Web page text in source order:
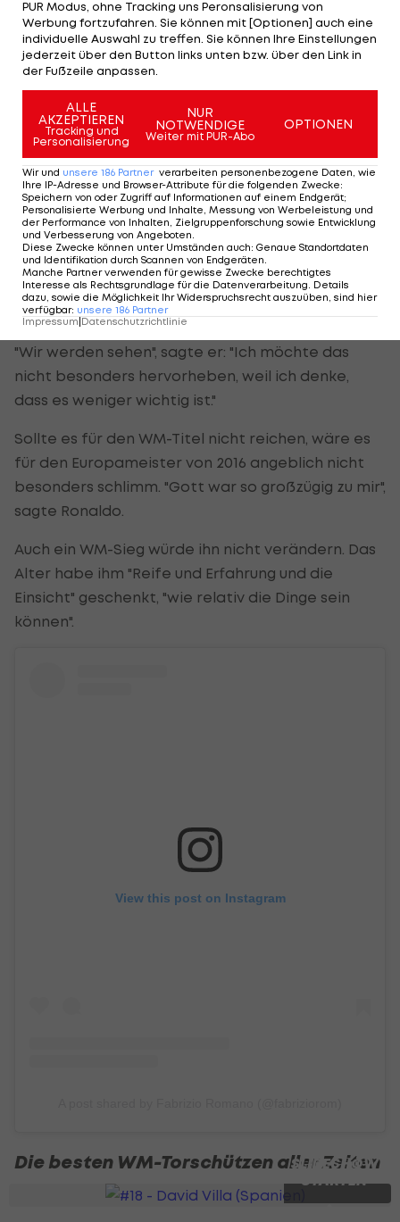
habe drei Tore geschossen. Nun ja, es gibt andere,
die mehr Tore geschossen haben, weil sie
unglaublich gut spielen. Aber ich schlage mich
doch gar nicht so schlecht, oder?"
Rücktritt nach WM?
Zu einem möglichen Rücktritt aus der
Auswahlmannschaft seines Heimatlandes bei
einer Niederlage äußerte sich der 232-fache
Nationalspieler nicht konkret, auch nicht zum
möglichen endgültigen Abschied von der WM-
Bühne.
"Wir werden sehen", sagte er: "Ich möchte das
nicht besonders hervorheben, weil ich denke,
dass es weniger wichtig ist."
Sollte es für den WM-Titel nicht reichen, wäre es
für den Europameister von 2016 angeblich nicht
besonders schlimm. "Gott war so großzügig zu mir",
sagte Ronaldo.
Auch ein WM-Sieg würde ihn nicht verändern. Das
Alter habe ihm "Reife und Erfahrung und die
Einsicht" geschenkt, "wie relativ die Dinge sein
können".
View this post on Instagram
Die besten WM-Torschützen aller Zeiten
SLIDESHOW
STARTEN
PUR Modus, ohne Tracking uns Peronsalisierung von
Werbung fortzufahren. Sie können mit [Optionen] auch eine
individuelle Auswahl zu treffen. Sie können Ihre Einstellungen
jederzeit über den Button links unten bzw. über den Link in
der Fußzeile anpassen.
ALLE
AKZEPTIEREN
Tracking und
Personalisierung
NUR
NOTWENDIGE
Weiter mit PUR-Abo
OPTIONEN
Wir und unsere 186 Partner verarbeiten personenbezogene Daten, wie
Ihre IP-Adresse und Browser-Attribute für die folgenden Zwecke:
Speichern von oder Zugriff auf Informationen auf einem Endgerät;
Personalisierte Werbung und Inhalte, Messung von Werbeleistung und
der Performance von Inhalten, Zielgruppenforschung sowie Entwicklung
und Verbesserung von Angeboten.
Diese Zwecke können unter Umständen auch: Genaue Standortdaten
und Identifikation durch Scannen von Endgeräten.
Manche Partner verwenden für gewisse Zwecke berechtigtes
Interesse als Rechtsgrundlage für die Datenverarbeitung. Details
dazu, sowie die Möglichkeit Ihr Widerspruchsrecht auszuüben, sind hier
verfügbar: unsere 186 Partner
Impressum Datenschutzrichtlinie